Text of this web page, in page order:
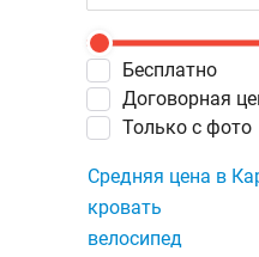
Бесплатно
Договорная
Только с фото
Средняя цена в
кровать
велосипед